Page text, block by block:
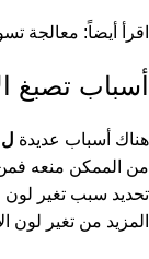
اقرأ أيضاً: معالجة
أسباب تصبغ
هناك أسباب عديدة ل
من الممكن منعه
تحديد سبب تغير لون
المزيد من تغير لون